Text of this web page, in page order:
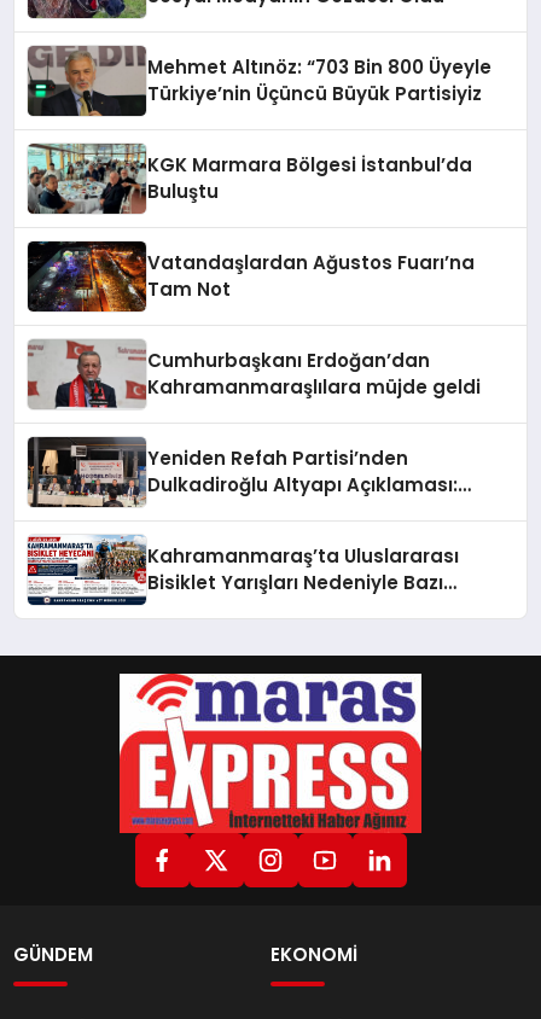
Mehmet Altınöz: “703 Bin 800 Üyeyle
Türkiye’nin Üçüncü Büyük Partisiyiz
KGK Marmara Bölgesi İstanbul’da
Buluştu
Vatandaşlardan Ağustos Fuarı’na
Tam Not
Cumhurbaşkanı Erdoğan’dan
Kahramanmaraşlılara müjde geldi
Yeniden Refah Partisi’nden
Dulkadiroğlu Altyapı Açıklaması:
Kahramanmaraş’ta Uluslararası
Bisiklet Yarışları Nedeniyle Bazı
GÜNDEM EKONOMİ